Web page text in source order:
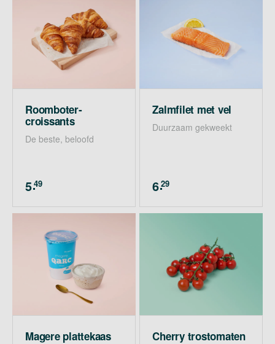
Roomboter­
croissants
De beste, beloofd
5.
49
Zalmfilet met vel
Duurzaam gekweekt
6.
29
Magere plattekaas Cherry trostomaten